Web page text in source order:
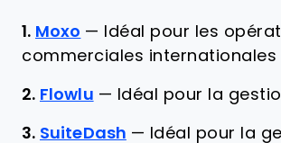
1. Moxo —
Idéal pour les
commerciales internationales
2. Flowlu — Idéal pour la
3. SuiteDash — Idéal pour la